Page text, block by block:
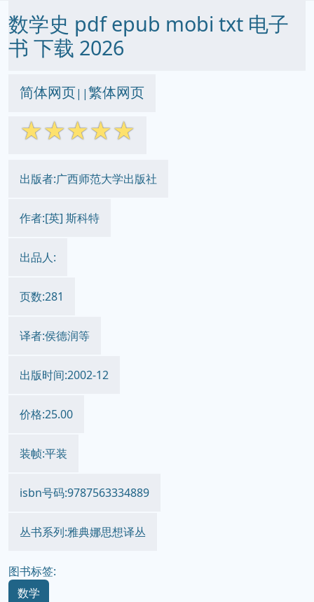
数学史 pdf epub mobi txt 电子
书 下载 2026
简体网页||繁体网页
☆☆☆☆☆
出版者:广西师范大学出版社
作者:[英] 斯科特
出品人:
页数:281
译者:侯德润等
出版时间:2002-12
价格:25.00
装帧:平装
isbn号码:9787563334889
丛书系列:雅典娜思想译丛
图书标签:
数学